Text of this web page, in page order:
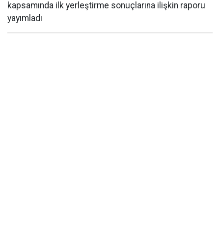
kapsamında ilk yerleştirme sonuçlarına ilişkin raporu
yayımladı